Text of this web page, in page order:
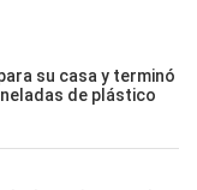
su casa y terminó
de plástico